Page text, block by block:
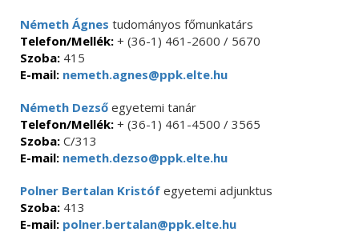
Németh Ágnes tudományos főmunkatárs
Telefon/Mellék: + (36-1) 461-2600 / 5670
Szoba: 415
E-mail: nemeth.agnes@ppk.elte.hu
Németh Dezső egyetemi tanár
Telefon/Mellék: + (36-1) 461-4500 / 3565
Szoba: C/313
E-mail: nemeth.dezso@ppk.elte.hu
Polner Bertalan Kristóf egyetemi adjunktus
Szoba: 413
E-mail: polner.bertalan@ppk.elte.hu